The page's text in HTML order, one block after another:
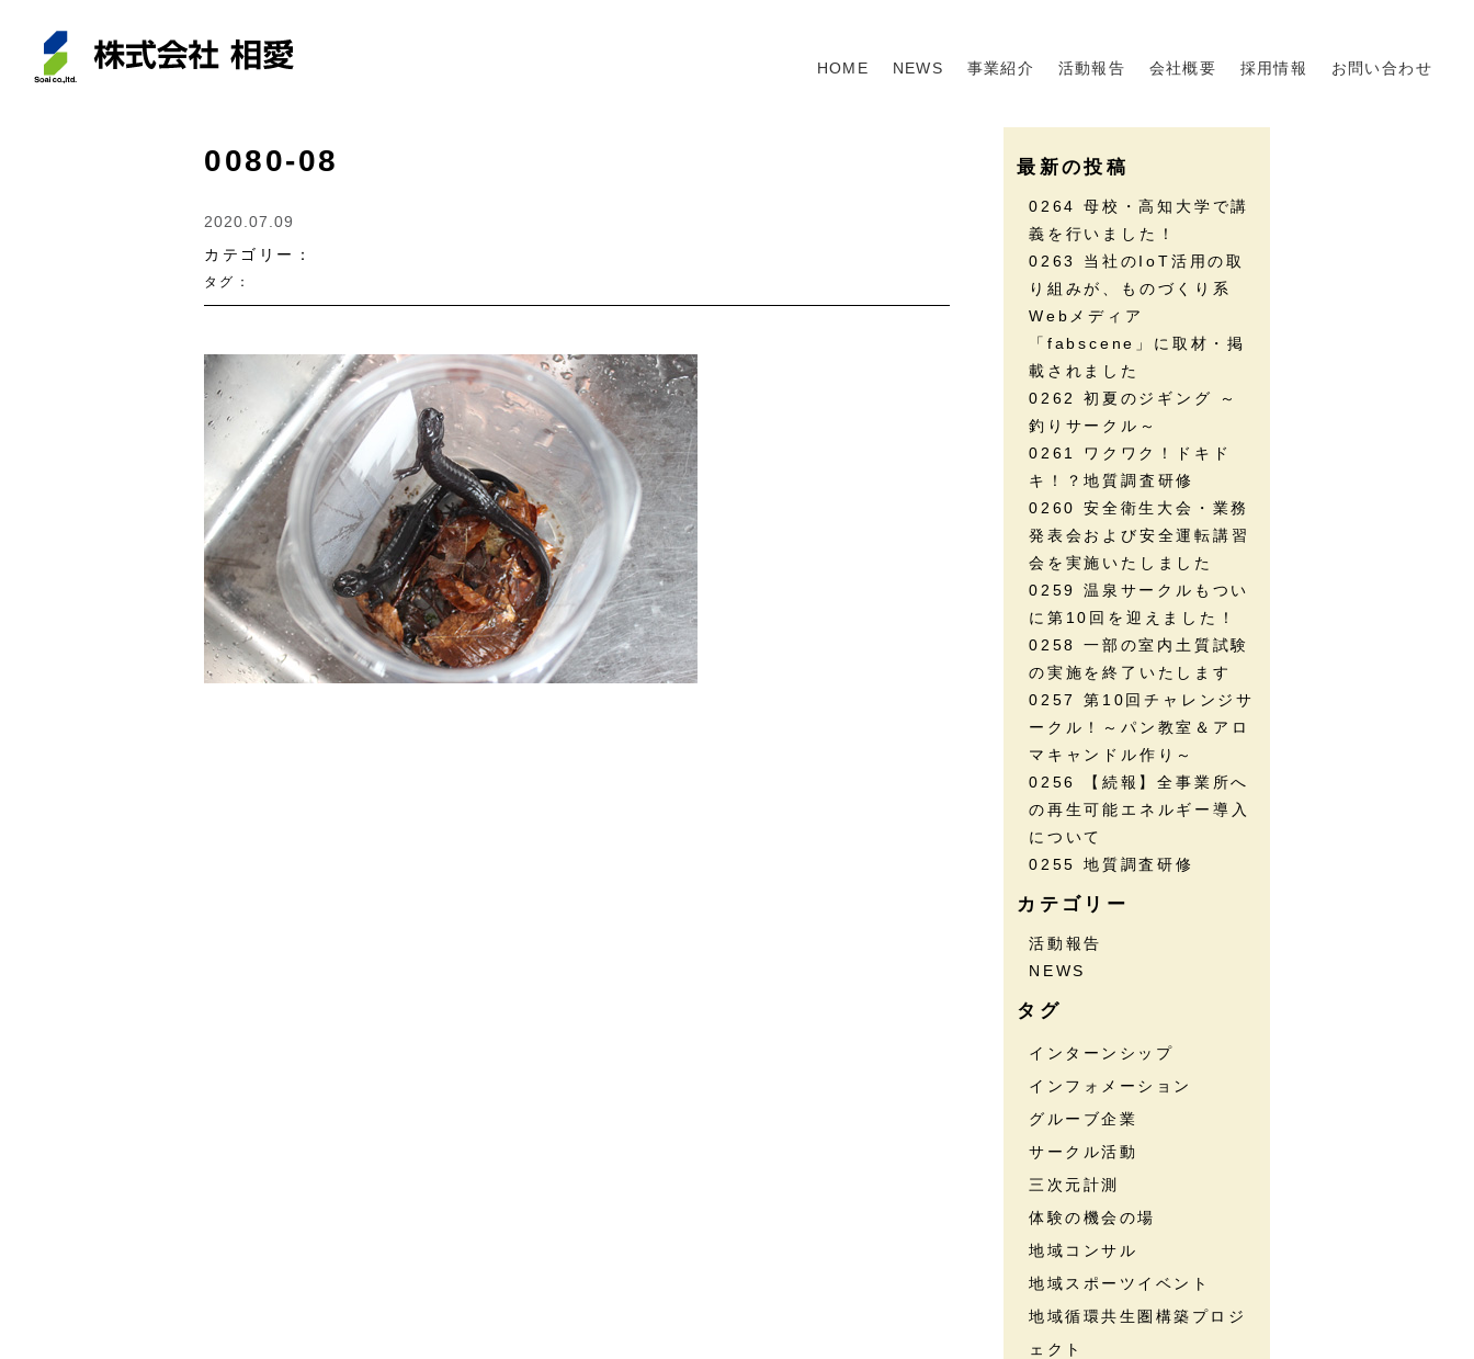
HOME NEWS 事業紹介 活動報告 会社概要 採用情報 お問い合わせ
0080-08
2020.07.09
カテゴリー：
タグ：
最新の投稿
0264 母校・高知大学で講
義を行いました！
0263 当社のIoT活用の取
り組みが、ものづくり系
Webメディア
「fabscene」に取材・掲
載されました
0262 初夏のジギング ～
釣りサークル～
0261 ワクワク！ドキド
キ！？地質調査研修
0260 安全衛生大会・業務
発表会および安全運転講習
会を実施いたしました
0259 温泉サークルもつい
に第10回を迎えました！
0258 一部の室内土質試験
の実施を終了いたします
0257 第10回チャレンジサ
ークル！～パン教室＆アロ
マキャンドル作り～
0256 【続報】全事業所へ
の再生可能エネルギー導入
について
0255 地質調査研修
カテゴリー
活動報告
NEWS
タグ
インターンシップ
インフォメーション
グルーブ企業
サークル活動
三次元計測
体験の機会の場
地域コンサル
地域スポーツイベント
地域循環共生圏構築プロジ
ェクト